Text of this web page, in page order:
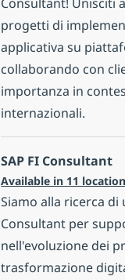
progetti di
applicativa su
collaborando con
importanza in
internazionali.
SAP FI Consultant
Available in 11
Siamo alla ricerca di
Consultant per
nell'evoluzione dei
trasformazione